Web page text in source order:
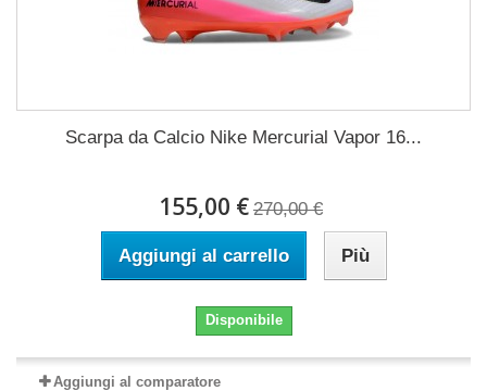
Scarpa da Calcio Nike Mercurial Vapor 16...
155,00 € 270,00 €
Aggiungi al carrello Più
Disponibile
Aggiungi al comparatore